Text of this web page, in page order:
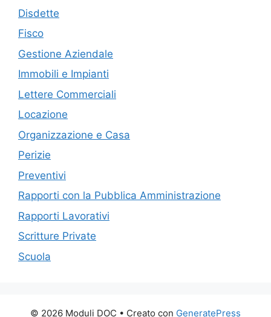
Disdette
Fisco
Gestione Aziendale
Immobili e Impianti
Lettere Commerciali
Locazione
Organizzazione e Casa
Perizie
Preventivi
Rapporti con la Pubblica Amministrazione
Rapporti Lavorativi
Scritture Private
Scuola
© 2026 Moduli DOC • Creato con GeneratePress